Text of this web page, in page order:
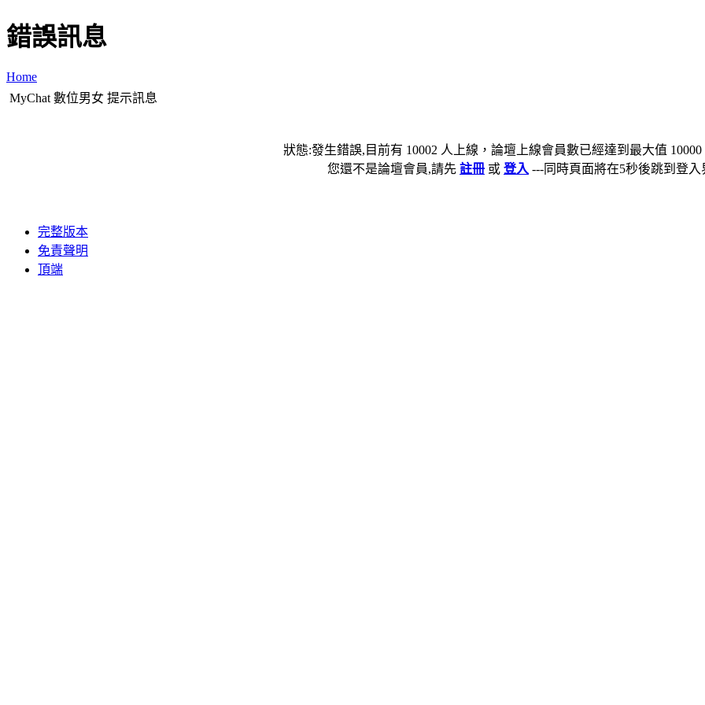
錯誤訊息
Home
MyChat 數位男女 提示訊息
狀態:發生錯誤,目前有 10002 人上線，論壇上線會員數已經達到最大值
您還不是論壇會員,請先 註冊 或 登入 ---同時頁面將在5秒後跳到登入
完整版本
免責聲明
頂端